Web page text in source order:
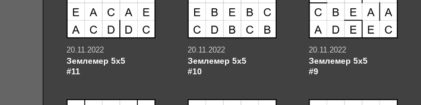
20.11.2022
Землемер 5х5
#11
20.11.2022
Землемер 5х5
#10
20.11.2022
Землемер 5х5
#9